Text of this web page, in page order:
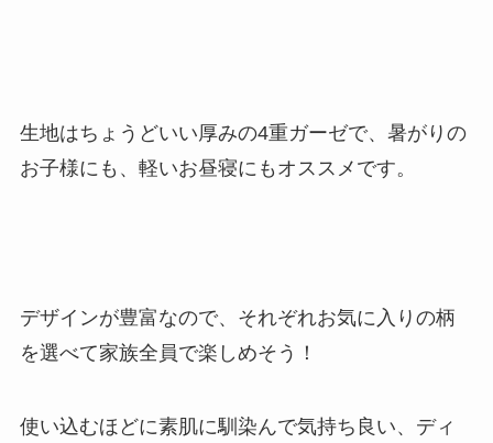
生地はちょうどいい厚みの4重ガーゼで、暑がりの
お子様にも、軽いお昼寝にもオススメです。
デザインが豊富なので、それぞれお気に入りの柄
を選べて家族全員で楽しめそう！
使い込むほどに素肌に馴染んで気持ち良い、ディ